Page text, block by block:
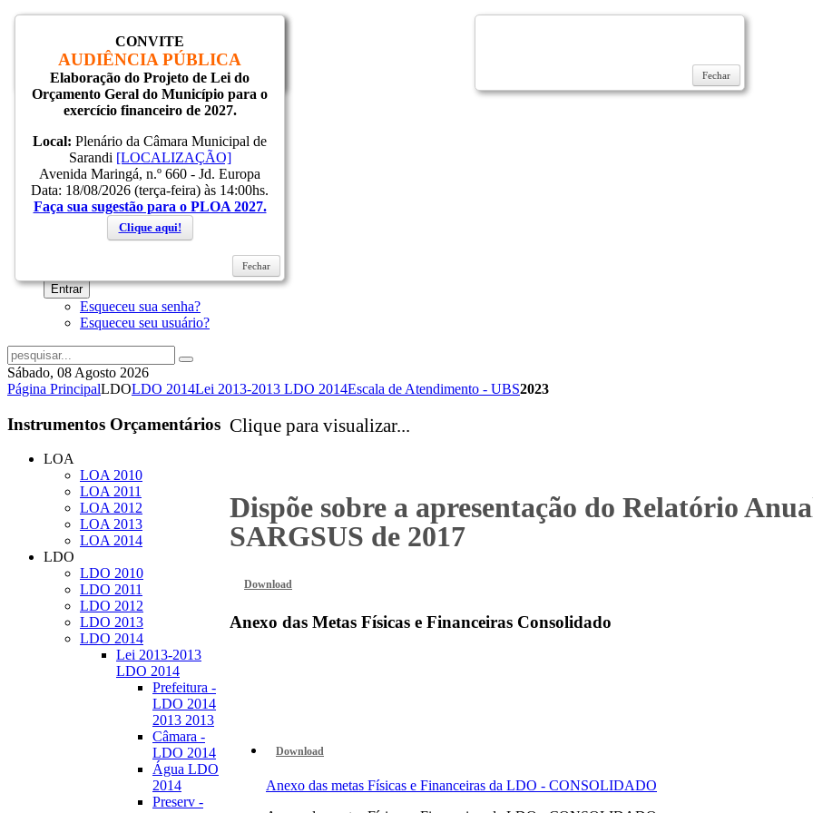
Inicial
Notícias
Serviços
Secretarias
Cidade
Ouvidoria
WebMail
...
Ajuda
Login
Entrar
Esqueceu sua senha?
Esqueceu seu usuário?
Sábado, 08 Agosto 2026
Página PrincipalLDOLDO 2014Lei 2013-2013 LDO 2014Escala de Atendimento - UBS2023
Clique para visualizar...
Dispõe sobre a apresentação do Relatório
SARGSUS de 2017
Download
Anexo das Metas Físicas e Financeiras Consolidado
Download
Anexo das metas Físicas e Financeiras da LDO - CONSOLIDADO
Instrumentos Orçamentários
LOA
LOA 2010
LOA 2011
LOA 2012
LOA 2013
LOA 2014
LDO
LDO 2010
LDO 2011
LDO 2012
LDO 2013
LDO 2014
Lei 2013-2013
LDO 2014
Prefeitura -
LDO 2014
2013 2013
Câmara -
LDO 2014
Água LDO
2014
Preserv -
Fechar
CONVITE
AUDIÊNCIA PÚBLICA
Elaboração do Projeto de Lei do
Orçamento Geral do Município para o
exercício financeiro de 2027.
Local: Plenário da Câmara Municipal de
Sarandi [LOCALIZAÇÃO]
Avenida Maringá, n.º 660 - Jd. Europa
Data: 18/08/2026 (terça-feira) às 14:00hs.
Faça sua sugestão para o PLOA 2027.
Clique aqui!
Fechar
Fechar